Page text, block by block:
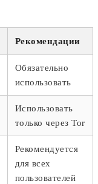
Рекомендации
Обязательно
использовать
Использовать
только через Tor
Рекомендуется
для всех
пользователей